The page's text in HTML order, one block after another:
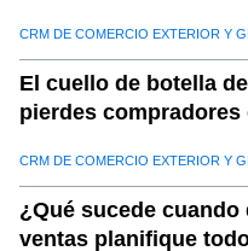
23. Conclusión:
Data de los datos de
CRM DE COMERCIO EXTERIOR Y
El cuello de botella
pierdes compradores
CRM DE COMERCIO EXTERIOR Y
¿Qué sucede
ventas planifique